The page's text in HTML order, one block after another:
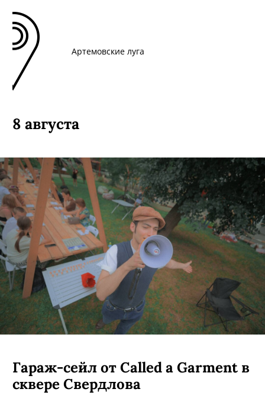
Артемовские луга
8 августа
Гараж-сейл от Called a Garment в
сквере Свердлова